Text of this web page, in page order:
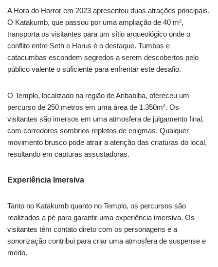
A Hora do Horror em 2023 apresentou duas atrações principais.
O Katakumb, que passou por uma ampliação de 40 m²,
transporta os visitantes para um sítio arqueológico onde o
conflito entre Seth e Horus é o destaque. Tumbas e
catacumbas escondem segredos a serem descobertos pelo
público valente o suficiente para enfrentar este desafio.
O Templo, localizado na região de Aribabiba, ofereceu um
percurso de 250 metros em uma área de 1.350m². Os
visitantes são imersos em uma atmosfera de julgamento final,
com corredores sombrios repletos de enigmas. Qualquer
movimento brusco pode atrair a atenção das criaturas do local,
resultando em capturas assustadoras.
Experiência Imersiva
Tanto no Katakumb quanto no Templo, os percursos são
realizados a pé para garantir uma experiência imersiva. Os
visitantes têm contato direto com os personagens e a
sonorização contribui para criar uma atmosfera de suspense e
medo.